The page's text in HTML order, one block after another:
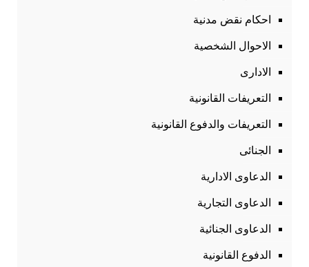
احكام نقض مدنية
الاحوال الشخصية
الادارى
التعريفات القانونية
التعريفات والدفوع القانونية
الجنائى
الدعاوى الادارية
الدعاوى التجارية
الدعاوى الجنائية
الدفوع القانونية